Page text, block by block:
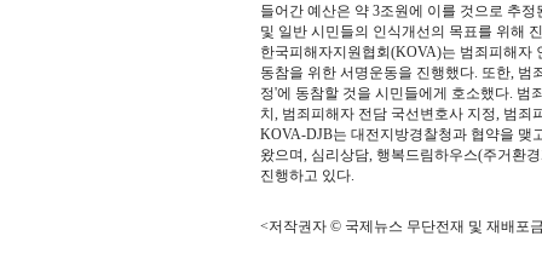
들어간 예산은 약 3조원에 이를 것으로 추
및 일반 시민들의 인식개선의 목표를 위해
한국피해자지원협회(KOVA)는 범죄피해자
동참을 위한 서명운동을 진행했다. 또한, 범
정'에 동참할 것을 시민들에게 호소했다. 범
치, 범죄피해자 전담 국선변호사 지정, 범
KOVA-DJB는 대전지방경찰청과 협약을 맺
왔으며, 심리상담, 행복드림하우스(주거환
진행하고 있다.
<저작권자 © 국제뉴스 무단전재 및 재배포